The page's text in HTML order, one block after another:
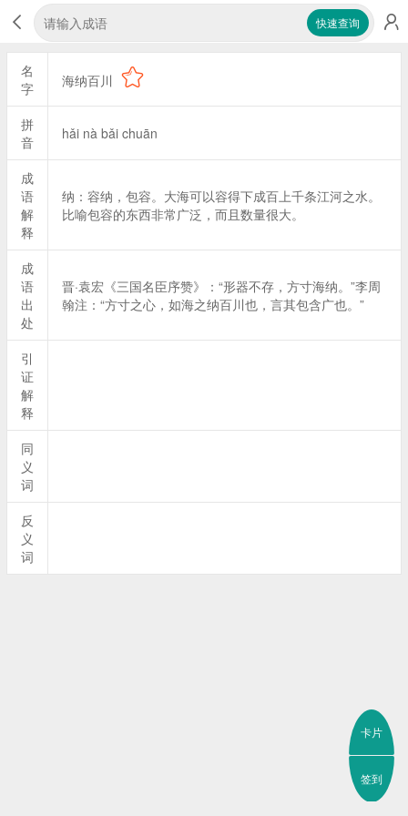
快速查询
名
字
海纳百川
拼
音
hǎi nà bǎi chuān
成
语
解
释
纳：容纳，包容。大海可以容得下成百上千条江河之水。
比喻包容的东西非常广泛，而且数量很大。
成
语
出
处
晋·袁宏《三国名臣序赞》：“形器不存，方寸海纳。”李周
翰注：“方寸之心，如海之纳百川也，言其包含广也。”
引
证
解
释
同
义
词
反
义
词
卡片
签到